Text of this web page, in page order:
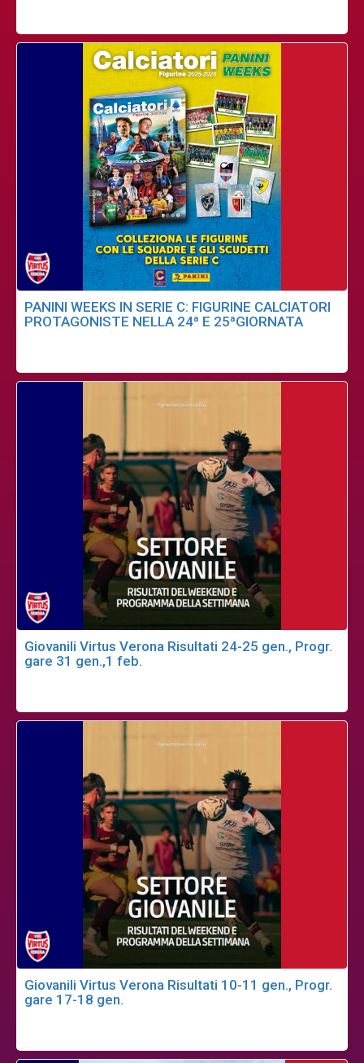
PANINI WEEKS IN SERIE C: FIGURINE CALCIATORI
PROTAGONISTE NELLA 24ª E 25ªGIORNATA
Giovanili Virtus Verona Risultati 24-25 gen., Progr.
gare 31 gen.,1 feb.
Giovanili Virtus Verona Risultati 10-11 gen., Progr.
gare 17-18 gen.